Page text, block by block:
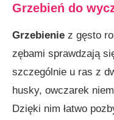
Grzebień do
Grzebienie z gęsto
zębami sprawdzają
szczególnie u ras z
husky, owczarek
Dzięki nim łatwo